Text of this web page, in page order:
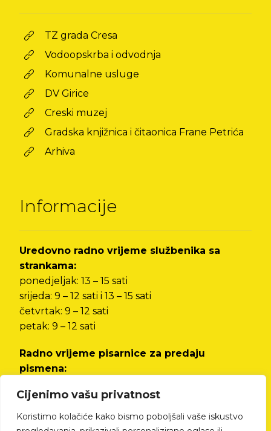
Cijenimo vašu privatnost
Koristimo kolačiće kako bismo poboljšali vaše iskustvo
TZ grada Cresa
Vodoopskrba i odvodnja
Komunalne usluge
DV Girice
Creski muzej
Gradska knjižnica i čitaonica Frane Petrića
Arhiva
Informacije
Uredovno radno vrijeme službenika sa
strankama:
ponedjeljak: 13 – 15 sati
srijeda: 9 – 12 sati i 13 – 15 sati
četvrtak: 9 – 12 sati
petak: 9 – 12 sati
Radno vrijeme pisarnice za predaju
pismena:
do 15 sati
Izjava o pristupačnosti